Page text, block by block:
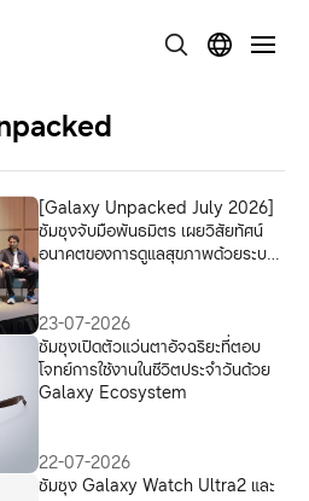
[Galaxy Unpacked July 2026]
ซัมซุงจับมือพันธมิตร เผยวิสัยทัศน์
อนาคตของการดูแลสุขภาพด้วยระบบ
สุขภาพที่ดีอย่างยั่งยืน
23-07-2026
ซัมซุงเปิดตัวแว่นตาอัจฉริยะที่ตอบ
โจทย์การใช้งานในชีวิตประจำวันด้วย
Galaxy Ecosystem
22-07-2026
ซัมซุง Galaxy Watch Ultra2 และ